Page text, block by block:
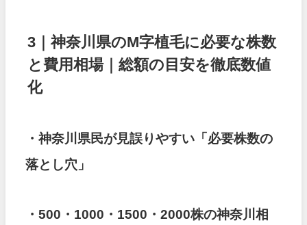
3｜神奈川県のM字植毛に必要な株数
と費用相場｜総額の目安を徹底数値
化
・神奈川県民が見誤りやすい「必要株数の
落とし穴」
・500・1000・1500・2000株の神奈川相